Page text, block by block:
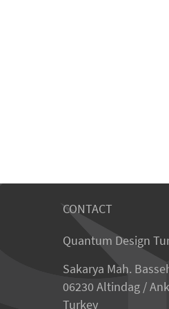
CONTACT
Quantum Design
Sakarya Mah.
06230 Altindag /
Turkey